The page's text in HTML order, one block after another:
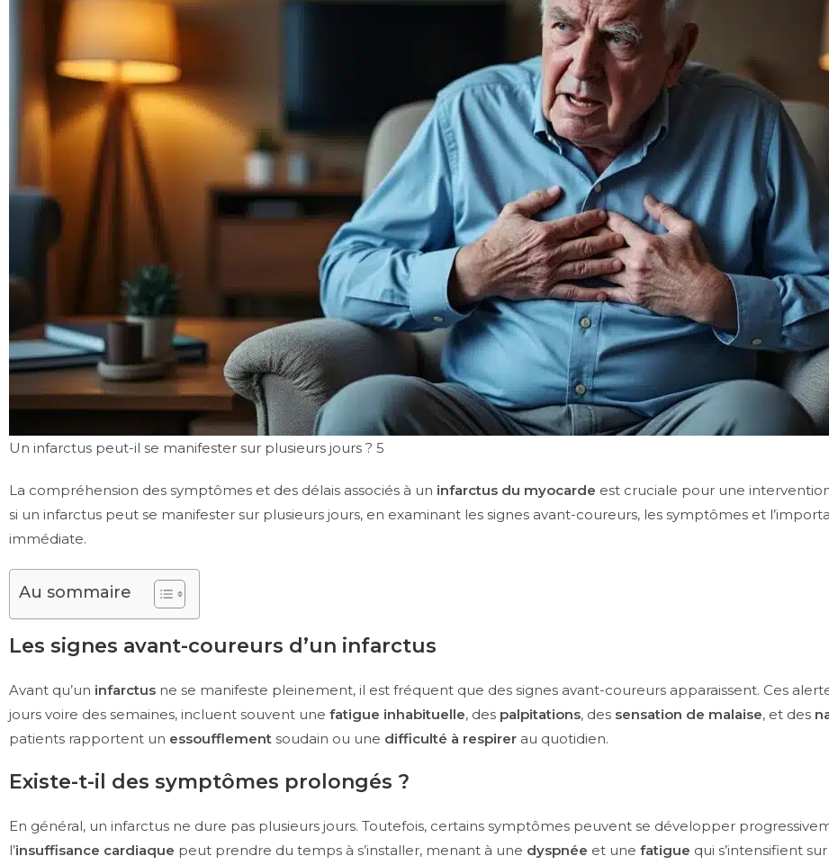
Un infarctus peut-il se manifester sur plusieurs jours ? 5
La compréhension des symptômes et des délais associés à un infarctus du myocarde est cruciale pour une
si un infarctus peut se manifester sur plusieurs jours, en examinant les signes avant-coureurs, les symptômes et
immédiate.
Au sommaire
Les signes avant-coureurs d’un infarctus
Avant qu’un infarctus ne se manifeste pleinement, il est fréquent que des signes avant-coureurs apparaissent. Ces
jours voire des semaines, incluent souvent une fatigue inhabituelle, des palpitations, des sensation de malaise, et des
patients rapportent un essoufflement soudain ou une difficulté à respirer au quotidien.
Existe-t-il des symptômes prolongés ?
En général, un infarctus ne dure pas plusieurs jours. Toutefois, certains symptômes peuvent se développer
l’insuffisance cardiaque peut prendre du temps à s’installer, menant à une dyspnée et une fatigue qui s’intensifient